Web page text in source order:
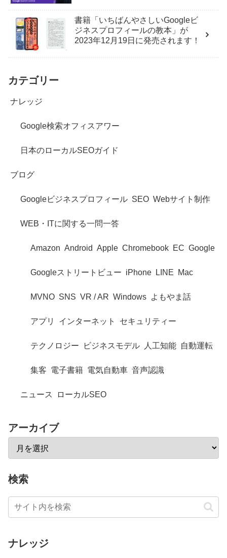
書籍「いちばんやさしいGoogleビ
ジネスプロフィールの教本」が
2023年12月19日に発売されます！
カテゴリー
ナレッジ
Google検索オフィスアワー
日本のローカルSEOガイド
ブログ
Googleビジネスプロフィール SEO Webサイト制作
WEB・ITに関する一問一答
Amazon Android Apple Chromebook EC Google
Googleストリートビュー iPhone LINE Mac
MVNO SNS VR / AR Windows よもやま話
アプリ インターネット セキュリティー
テクノロジー ビジネスモデル 人工知能 自動運転
集客 電子書籍 電気自動車 音声認識
ニュース ローカルSEO
アーカイブ
検索
ナレッジ